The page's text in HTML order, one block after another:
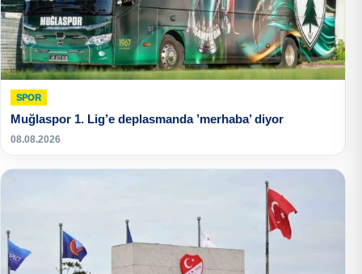
SPOR
Muğlaspor 1. Lig’e deplasmanda ’merhaba’ diyor
08.08.2026